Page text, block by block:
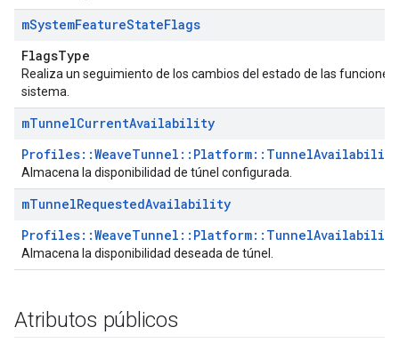
mSystemFeatureStateFlags
FlagsType
Realiza un seguimiento de los cambios del estado de las funciones
sistema.
mTunnelCurrentAvailability
Almacena la disponibilidad de túnel configurada.
mTunnelRequestedAvailability
Almacena la disponibilidad deseada de túnel.
Atributos públicos